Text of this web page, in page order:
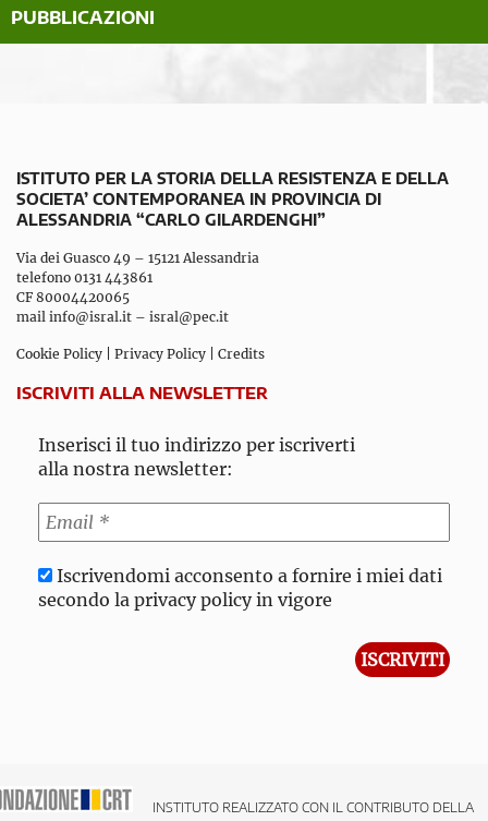
PUBBLICAZIONI
ISTITUTO PER LA STORIA DELLA RESISTENZA E DELLA
SOCIETA’ CONTEMPORANEA IN PROVINCIA DI
ALESSANDRIA “CARLO GILARDENGHI”
Via dei Guasco 49 – 15121 Alessandria
telefono 0131 443861
CF 80004420065
mail info@isral.it – isral@pec.it
Cookie Policy Privacy Policy Credits
ISCRIVITI ALLA NEWSLETTER
Inserisci il tuo indirizzo per iscriverti
alla nostra newsletter:
Iscrivendomi acconsento a fornire i miei dati
secondo la privacy policy in vigore
INSTITUTO REALIZZATO CON IL CONTRIBUTO DELLA